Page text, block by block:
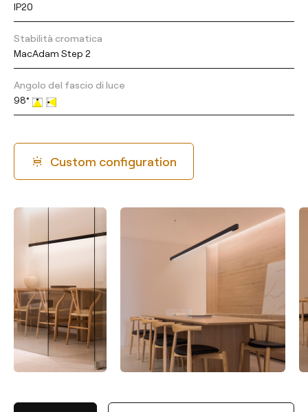
IP20
Stabilità cromatica
MacAdam Step 2
Angolo del fascio di luce
98°
Custom configuration